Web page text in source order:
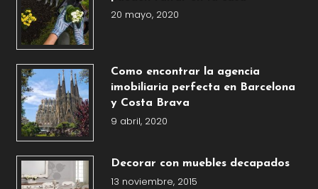
20 mayo, 2020
Como encontrar la agencia
imobiliaria perfecta en Barcelona
y Costa Brava
9 abril, 2020
Decorar con muebles decapados
13 noviembre, 2015